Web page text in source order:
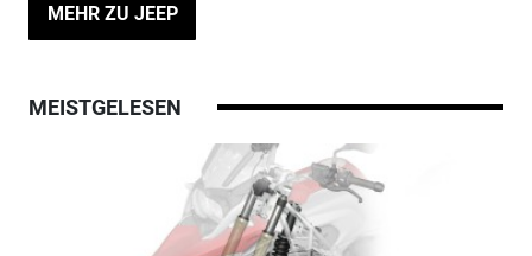
MEHR ZU JEEP
MEISTGELESEN